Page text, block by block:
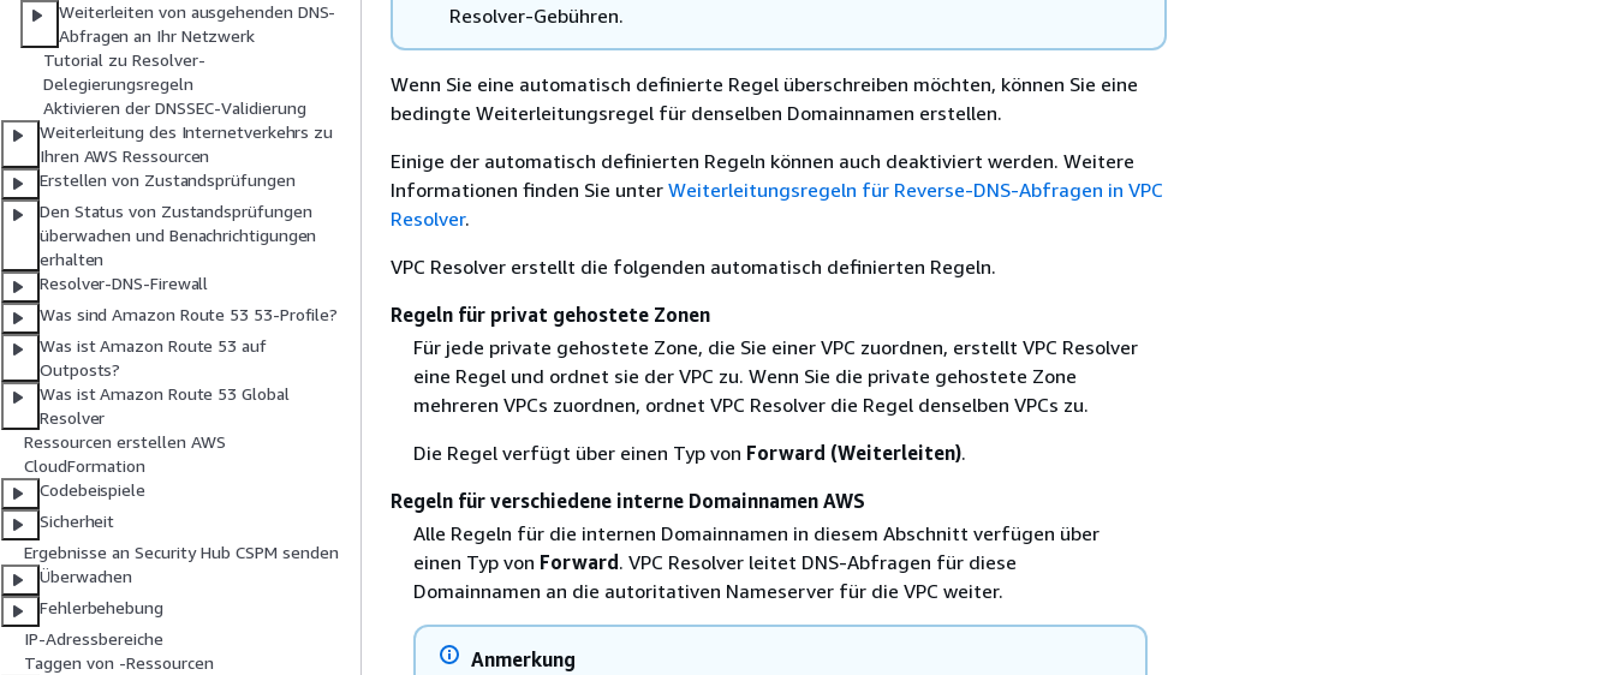
Weiterleiten von ausgehenden DNS-
Abfragen an Ihr Netzwerk
Tutorial zu Resolver-
Delegierungsregeln
Aktivieren der DNSSEC-Validierung
Weiterleitung des Internetverkehrs zu
Ihren AWS Ressourcen
Erstellen von Zustandsprüfungen
Den Status von Zustandsprüfungen
überwachen und Benachrichtigungen
erhalten
Resolver-DNS-Firewall
Was sind Amazon Route 53 53-Profile?
Was ist Amazon Route 53 auf
Outposts?
Was ist Amazon Route 53 Global
Resolver
Ressourcen erstellen AWS
CloudFormation
Codebeispiele
Sicherheit
Ergebnisse an Security Hub CSPM senden
Überwachen
Fehlerbehebung
IP-Adressbereiche
Taggen von -Ressourcen
Resolver-Gebühren.
Wenn Sie eine automatisch definierte Regel überschreiben möchten, können Sie eine
bedingte Weiterleitungsregel für denselben Domainnamen erstellen.
Einige der automatisch definierten Regeln können auch deaktiviert werden. Weitere
Informationen finden Sie unter Weiterleitungsregeln für Reverse-DNS-Abfragen in VPC
Resolver.
VPC Resolver erstellt die folgenden automatisch definierten Regeln.
Regeln für privat gehostete Zonen
Für jede private gehostete Zone, die Sie einer VPC zuordnen, erstellt VPC Resolver
eine Regel und ordnet sie der VPC zu. Wenn Sie die private gehostete Zone
mehreren VPCs zuordnen, ordnet VPC Resolver die Regel denselben VPCs zu.
Die Regel verfügt über einen Typ von Forward (Weiterleiten).
Regeln für verschiedene interne Domainnamen AWS
Alle Regeln für die internen Domainnamen in diesem Abschnitt verfügen über
einen Typ von Forward . VPC Resolver leitet DNS-Abfragen für diese
Domainnamen an die autoritativen Nameserver für die VPC weiter.
Anmerkung